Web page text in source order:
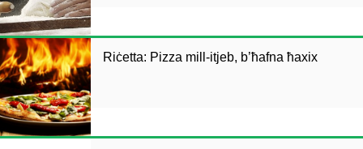
Riċetta: Pizza mill-itjeb, b’ħafna ħaxix